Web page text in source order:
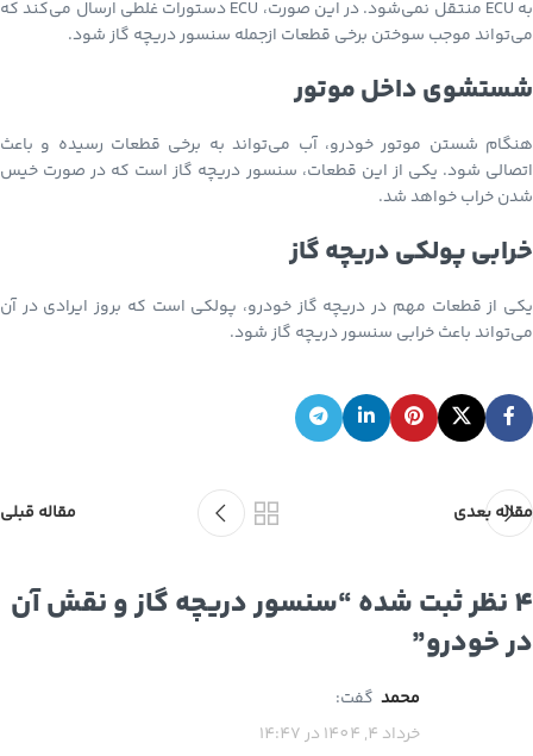
به ECU منتقل نمی‌شود. در این صورت، ECU دستورات غلطی ارسال می‌کند که
می‌تواند موجب سوختن برخی قطعات ازجمله سنسور دریچه گاز شود.
شستشوی داخل موتور
هنگام شستن موتور خودرو، آب می‌تواند به برخی قطعات رسیده و باعث
اتصالی شود. یکی از این قطعات، سنسور دریچه گاز است که در صورت خیس
شدن خراب خواهد شد.
خرابی پولکی دریچه گاز
یکی از قطعات مهم در دریچه گاز خودرو، پولکی است که بروز ایرادی در آن
می‌تواند باعث خرابی سنسور دریچه گاز شود.
مقاله بعدی مقاله قبلی
4 نظر ثبت شده “
سنسور دریچه گاز و نقش آن
در خودرو”
محمد گفت:
خرداد 4, 1404 در 14:47